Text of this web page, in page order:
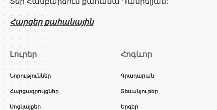
Հարցեր քահանային
Լուրեր
Նորություններ
Հարցազրույցներ
Սոցկայքեր
Հոգևոր
Գրադարան
Տեսանյութեր
Երգեր